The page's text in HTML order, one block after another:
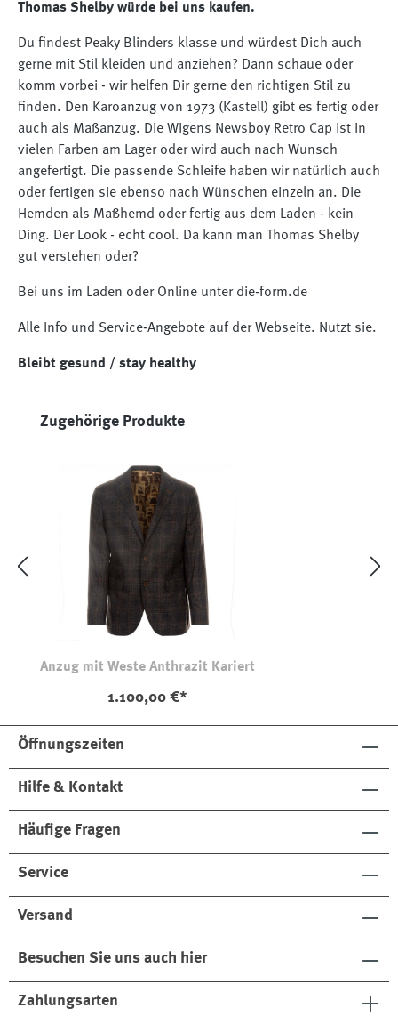
Thomas Shelby würde bei uns kaufen.
Du findest Peaky Blinders klasse und würdest Dich auch
gerne mit Stil kleiden und anziehen? Dann schaue oder
komm vorbei - wir helfen Dir gerne den richtigen Stil zu
finden. Den Karoanzug von 1973 (Kastell) gibt es fertig oder
auch als Maßanzug. Die Wigens Newsboy Retro Cap ist in
vielen Farben am Lager oder wird auch nach Wunsch
angefertigt. Die passende Schleife haben wir natürlich auch
oder fertigen sie ebenso nach Wünschen einzeln an. Die
Hemden als Maßhemd oder fertig aus dem Laden - kein
Ding. Der Look - echt cool. Da kann man Thomas Shelby
gut verstehen oder?
Bei uns im Laden oder Online unter die-form.de
Alle Info und Service-Angebote auf der Webseite. Nutzt sie.
Bleibt gesund / stay healthy
Produktgalerie überspringen
Zugehörige Produkte
Anzug mit Weste Anthrazit Kariert
1.100,00 €*
Öffnungszeiten
Hilfe & Kontakt
Häufige Fragen
Service
Versand
Besuchen Sie uns auch hier
Zahlungsarten